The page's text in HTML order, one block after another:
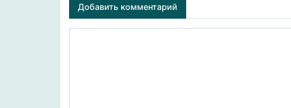
Добавить комментарий